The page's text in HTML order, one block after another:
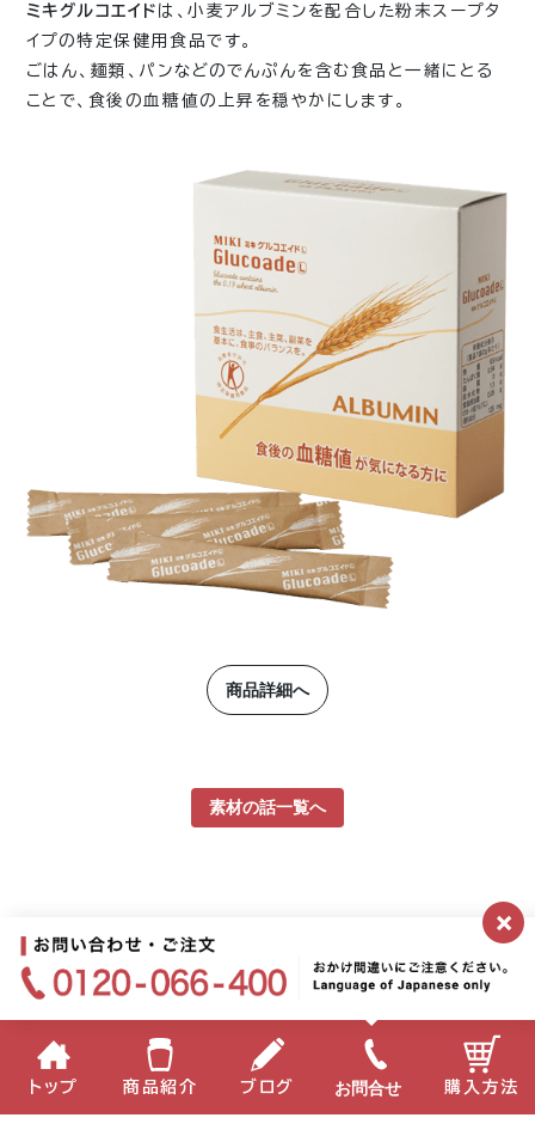
ミキグルコエイド は、小麦アルブミンを配合した粉末スープタ
イプの特定保健用食品です。
ごはん、麺類、パンなどのでんぷんを含む食品と一緒にとる
ことで、食後の血糖値の上昇を穏やかにします。
商品詳細へ
素材の話一覧へ
×
トップ 商品紹介 ブログ お問合せ 購入方法